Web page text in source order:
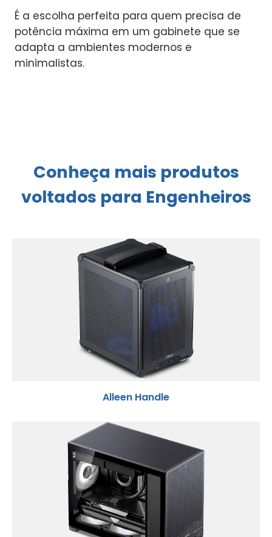
É a escolha perfeita para quem precisa de
potência máxima em um gabinete que se
adapta a ambientes modernos e
minimalistas.
Conheça mais produtos
voltados para Engenheiros
Alleen Handle